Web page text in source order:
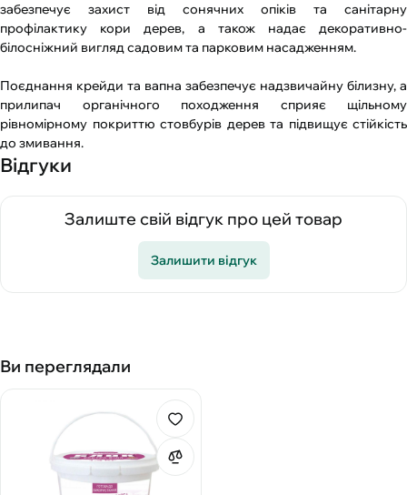
забезпечує захист від сонячних опіків та санітарну
профілактику кори дерев, а також надає декоративно-
білосніжний вигляд садовим та парковим насадженням.
Поєднання крейди та вапна забезпечує надзвичайну білизну, а
прилипач органічного походження сприяє щільному
рівномірному покриттю стовбурів дерев та підвищує стійкість
до змивання.
Відгуки
Залиште свій відгук про цей товар
Залишити відгук
Ви переглядали